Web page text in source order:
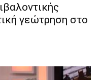
γεώτρηση στο